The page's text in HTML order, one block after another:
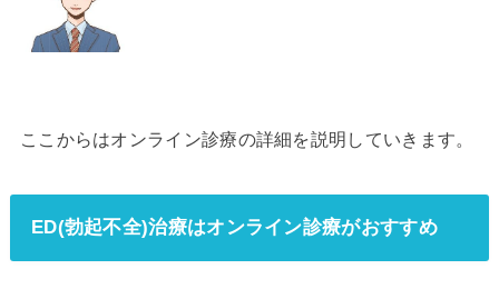
ここからはオンライン診療の詳細を説明していきます。
ED(勃起不全)治療はオンライン診療がおすすめ